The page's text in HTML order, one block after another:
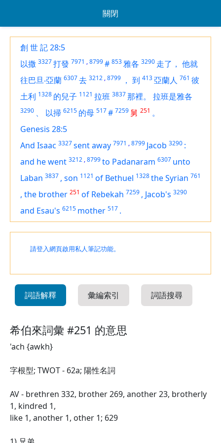
關閉
創 世 記 28:5
以撒 3327打發 7971 ,8799# 853雅各 3290 走了， 他就
往巴旦‧亞蘭 6307去 3212 ,8799 ， 到 413亞蘭人 761 彼
土利 1328 的兒子 1121 拉班 3837那裡。 拉班是雅各
3290 、 以掃 6215 的母 517# 7259 舅 251 。
Genesis 28:5
And Isaac 3327sent away 7971 ,8799 Jacob 3290 :
and he went 3212 ,8799to Padanaram 6307 unto
Laban 3837 , son 1121 of Bethuel 1328the Syrian 761
, the brother 251 of Rebekah 7259 , Jacob's 3290
and Esau's 6215 mother 517 .
請登入網頁啟用私人筆記功能。
詞語解釋 彙編索引 詞語搜尋
希伯來詞彙 #251 的意思
'ach {awkh}
字根型; TWOT - 62a; 陽性名詞
AV - brethren 332, brother 269, another 23, brotherly
1, kindred 1,
like 1, another 1, other 1; 629